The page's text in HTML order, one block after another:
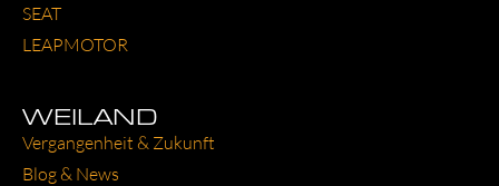
SEAT
LEAP­MO­TOR
WEILAND
Ver­gan­gen­heit & Zukunft
Blog & News